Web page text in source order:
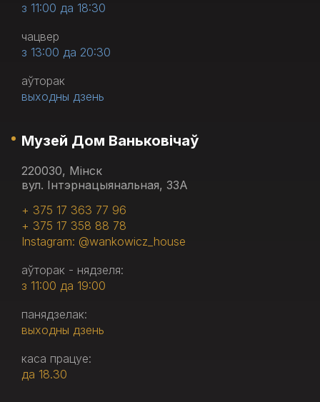
з 11:00 да 18:30
чацвер
з 13:00 да 20:30
аўторак
выходны дзень
Музей Дом Ваньковічаў
220030, Мінск
вул. Інтэрнацыянальная, 33А
+ 375 17 363 77 96
+ 375 17 358 88 78
Instagram: @wankowicz_house
аўторак - нядзеля:
з 11:00 да 19:00
панядзелак:
выходны дзень
каса працуе:
да 18.30